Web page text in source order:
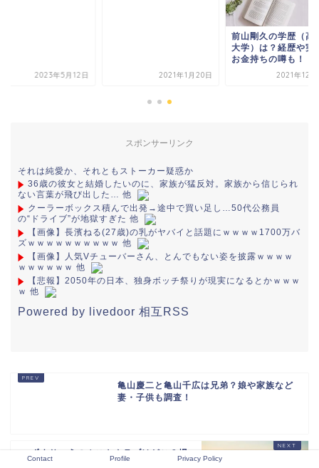
2023年5月12日 2021年1月20日
前山剛久の学歴（高
大学）は？経歴や実
お金持ちの噂も！
2021年12
スポンサーリンク
それは純愛か、それともストーカー疑惑か
36歳の彼女と結婚したいのに、家族が猛反対。家族から信じられ
ない言葉が飛び出した… 他
クーラーボックス積んで出発→途中で買い足し…50代公務員
の“ドライブ”が地獄すぎた 他
【画像】長濱ねる(27歳)の乳がヤバイと話題にｗｗｗｗ1700万バ
ズｗｗｗｗｗｗｗｗｗｗ 他
【画像】人気Vチューバーさん、とんでもない姿を披露ｗｗｗｗ
ｗｗｗｗｗｗ 他
【悲報】2050年の日本、独身ボッチ祭りが現実になるとかｗｗｗ
ｗ 他
Powered by livedoor 相互RSS
亀山慶二と亀山千広は兄弟？娘や家族など
妻・子供も調査！
へずまりゅうのホストクラブはどこ？場
Contact Profile Privacy Policy